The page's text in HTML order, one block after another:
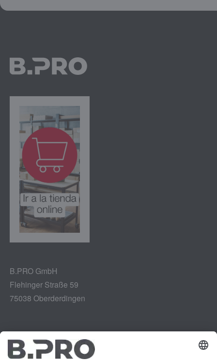
B.PRO GmbH
Flehinger Straße 59
75038 Oberderdingen
Aviso legal